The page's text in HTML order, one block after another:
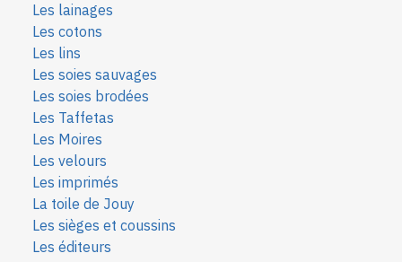
Les lainages
Les cotons
Les lins
Les soies sauvages
Les soies brodées
Les Taffetas
Les Moires
Les velours
Les imprimés
La toile de Jouy
Les sièges et coussins
Les éditeurs